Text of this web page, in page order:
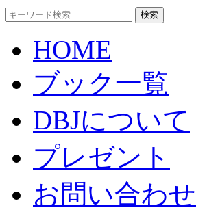
HOME
ブック一覧
DBJについて
プレゼント
お問い合わせ